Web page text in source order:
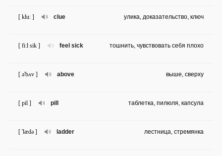
clue
[ klu: ] улика, доказательство, ключ
feel sick
[ fi:l sik ] тошнить, чувствовать себя плохо
above
[ ə'bʌv ] выше, сверху
pill
[ pil ] таблетка, пилюля, капсула
ladder
[ 'lædə ] лестница, стремянка